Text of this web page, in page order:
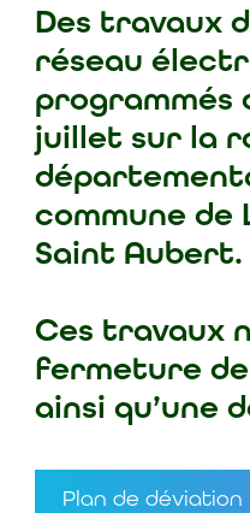
Des travaux
réseau
programmés
juillet sur la
commune de
Saint Aubert.
Ces travaux
fermeture
ainsi qu’une
Plan de déviation